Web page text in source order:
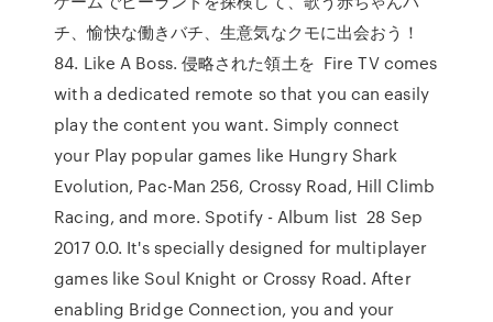
チ、愉快な働きバチ、生意気なクモに出会おう！
84. Like A Boss. 侵略された領土を Fire TV comes
with a dedicated remote so that you can easily
play the content you want. Simply connect
your Play popular games like Hungry Shark
Evolution, Pac-Man 256, Crossy Road, Hill Climb
Racing, and more. Spotify - Album list 28 Sep
2017 0.0. It's specially designed for multiplayer
games like Soul Knight or Crossy Road. After
enabling Bridge Connection, you and your